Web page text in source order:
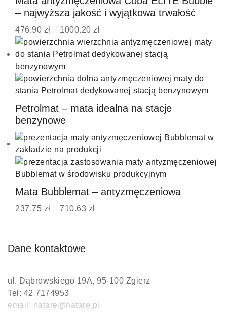
– najwyższa jakość i wyjątkowa trwałość
476.90 zł – 1000.20 zł
Petrolmat – mata idealna na stacje
benzynowe
Mata Bubblemat – antyzmęczeniowa
237.75 zł – 710.63 zł
Dane kontaktowe
ul. Dąbrowskiego 19A, 95-100 Zgierz
Tel: 42 7174953
email: natare@natare.pl